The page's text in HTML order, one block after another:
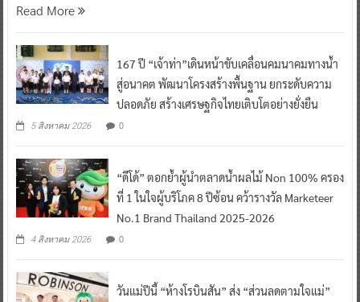
Read More
167 ปี “เจ้าท่า”เดินหน้าขับเคลื่อนคมนาคมทางน้ำ
สู่อนาคต พัฒนาโครงสร้างพื้นฐาน ยกระดับความ
ปลอดภัย สร้างเศรษฐกิจไทยเติบโตอย่างยั่งยืน
5 สิงหาคม 2026 0
“ดีโด้” ตอกย้ำผู้นำตลาดน้ำผลไม้ Non 100% ครอง
ที่ 1 ในใจผู้บริโภค 8 ปีซ้อน คว้ารางวัล Marketeer
No.1 Brand Thailand 2025-2026
4 สิงหาคม 2026 0
วันแม่ปีนี้ “ห้างโรบินสัน” ส่ง “ส่วนลดตามใจแม่”